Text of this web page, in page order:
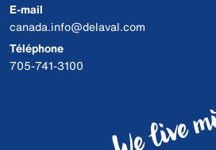
E-mail
canada.info@delaval.com
Téléphone
705-741-3100